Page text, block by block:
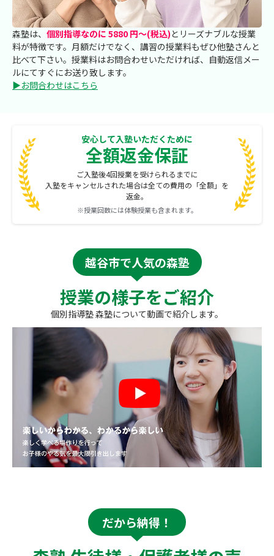
森塾は、 個別指導なのに 5880 円～(税込)とリーズナブルな授業
料が特徴です。月額だけでなく、講習の授業料もぜひ他塾さんと
比べて下さい。授業料はお問合わせいただければ、自動返信メー
ルにてすぐにお送り致します。
▶お問合わせはこちら
安心して入塾いただくために
全額返金保証
ご入塾後4回授業を受けられるまでに
入塾をキャンセルされた場合は全ての費用の「全額」を
返金。
※授業回数には体験授業も含まれます。
越谷市で人気の森塾
授業の様子をご紹介
個別指導塾 森塾について動画で紹介します。
だから納得！